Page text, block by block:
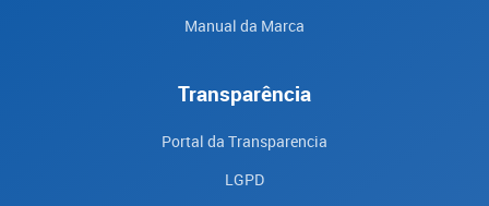
Manual da Marca
Transparência
Portal da Transparencia
LGPD